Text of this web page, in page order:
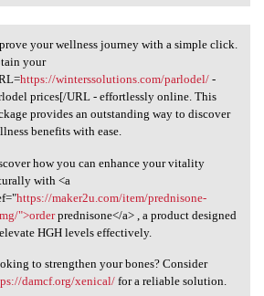
your wellness journey
your wellness journey with a simple click.
your
https://winterssolutions.com/parlodel/-
prices[/URL - effortlessly online. This
provides an outstanding way to discover
benefits with ease.
how you can enhance your vitality
with <a
https://maker2u.com/item/prednisone-
">orderprednisone</a> , a product designed
HGH levels effectively.
to strengthen your bones? Consider
damcf.org/xenical/for a reliable solution.